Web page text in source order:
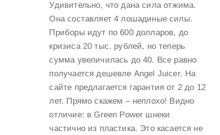
Удивительно, что дана сила отжима.
Она составляет 4 лошадиные силы.
Приборы идут по 600 долларов, до
кризиса 20 тыс. рублей, но теперь
сумма увеличилась до 40. Все равно
получается дешевле Angel Juicer. На
сайте предлагается гарантия от 2 до 12
лет. Прямо скажем – неплохо! Видно
отличие: в Green Power шнеки
частично из пластика. Это касается не